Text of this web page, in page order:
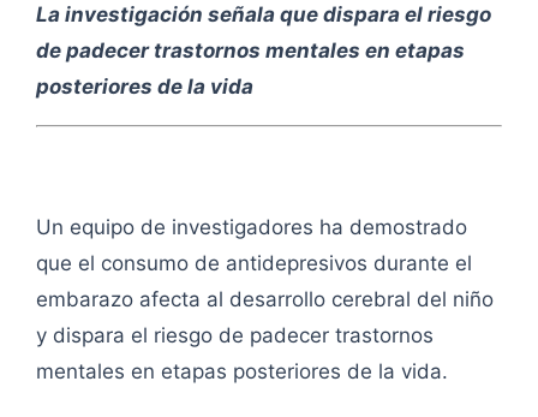
La investigación señala que dispara el riesgo
de padecer trastornos mentales en etapas
posteriores de la vida
Un equipo de investigadores ha demostrado
que el consumo de antidepresivos durante el
embarazo afecta al desarrollo cerebral del niño
y dispara el riesgo de padecer trastornos
mentales en etapas posteriores de la vida.